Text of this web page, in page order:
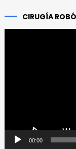
CIRUGÍA
00:00